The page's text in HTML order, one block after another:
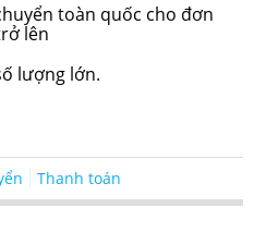
toàn quốc cho đơn
lên
lượng lớn.
Thanh toán